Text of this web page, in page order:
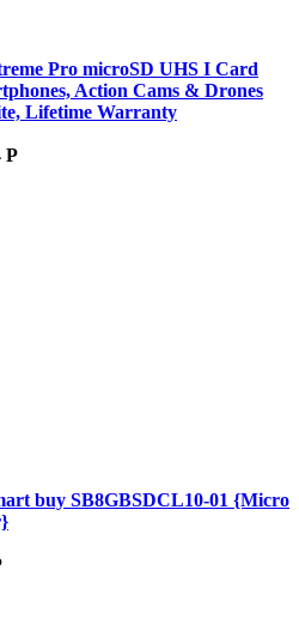
Pro microSD UHS I Card
Action Cams & Drones
Lifetime Warranty
Р
buy SB8GBSDCL10-01 {Micro